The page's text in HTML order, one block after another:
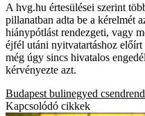
A hvg.hu értesülései szerint
pillanatban adta be a kérelmét
hiánypótlást rendezgeti, vagy
éjfél utáni nyitvatartáshoz
még úgy sincs hivatalos
kérvényezte azt.
Budapest bulinegyed
Kapcsolódó cikkek